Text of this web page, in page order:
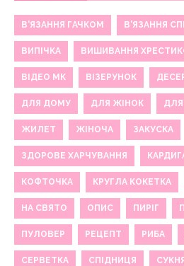
В'ЯЗАННЯ ГАЧКОМ В'ЯЗАННЯ
ВИПІЧКА ВИШИВАННЯ
ВІДЕО МК ВІЗЕРУНОК
ДЛЯ ДОМУ ДЛЯ ЖІНОК
ЖИЛЕТ ЖІНОЧА ЗАКУСКА
ЗДОРОВЕ ХАРЧУВАННЯ
КОФТОЧКА КРУГЛА КОКЕТКА
НА СВЯТО ОПИС ПИРІГ
ПУЛОВЕР РЕЦЕПТ РИБА
СЕРВЕТКА СПІДНИЦЯ